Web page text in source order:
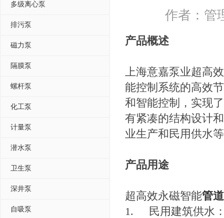
多级离心泵
排污泵
磁力泵
隔膜泵
螺杆泵
化工泵
计量泵
潜水泵
卫生泵
深井泵
自吸泵
作者：
产品概述
上海意嘉泵业超高
能控制系统的高效
和智能控制，实现
有紧凑的结构设计
业生产和民用供水
产品用途
超高效永磁智能管
1.
民用建筑供水